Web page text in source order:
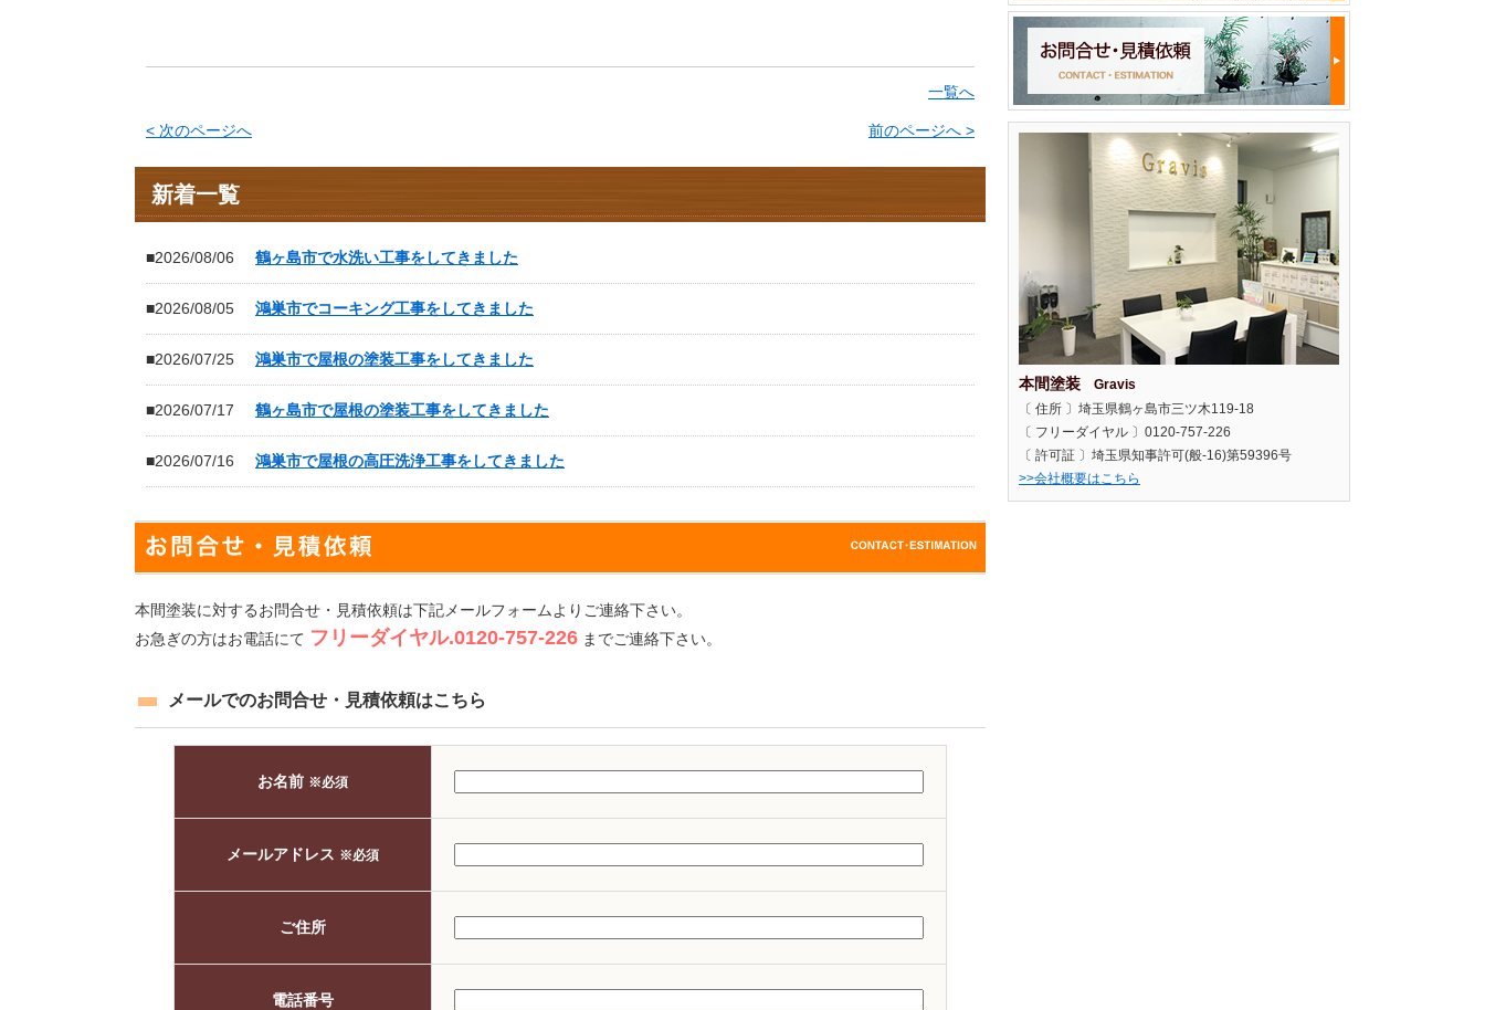
一覧へ
< 次のページへ 前のページへ >
新着一覧
■2026/08/06 鶴ヶ島市で水洗い工事をしてきました
■2026/08/05 鴻巣市でコーキング工事をしてきました
■2026/07/25 鴻巣市で屋根の塗装工事をしてきました
■2026/07/17 鶴ヶ島市で屋根の塗装工事をしてきました
■2026/07/16 鴻巣市で屋根の高圧洗浄工事をしてきました
本間塗装に対するお問合せ・見積依頼は下記メールフォームよりご連絡下さい。
お急ぎの方はお電話にて フリーダイヤル.0120-757-226 までご連絡下さい。
メールでのお問合せ・見積依頼はこちら
お名前 ※必須
メールアドレス ※必須
ご住所
電話番号
本間塗装
Gravis
〔 住所 〕埼玉県鶴ヶ島市三ツ木119-18
〔 フリーダイヤル 〕0120-757-226
〔 許可証 〕埼玉県知事許可(般-16)第59396号
>>会社概要はこちら